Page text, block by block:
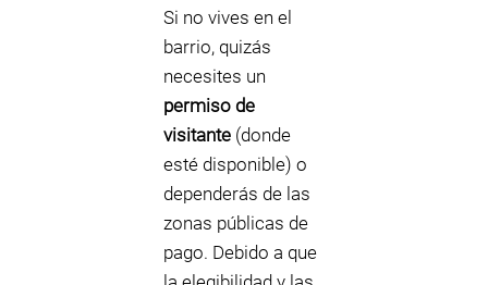
Si no vives en el
barrio, quizás
necesites un
permiso de
visitante (donde
esté disponible) o
dependerás de las
zonas públicas de
pago. Debido a que